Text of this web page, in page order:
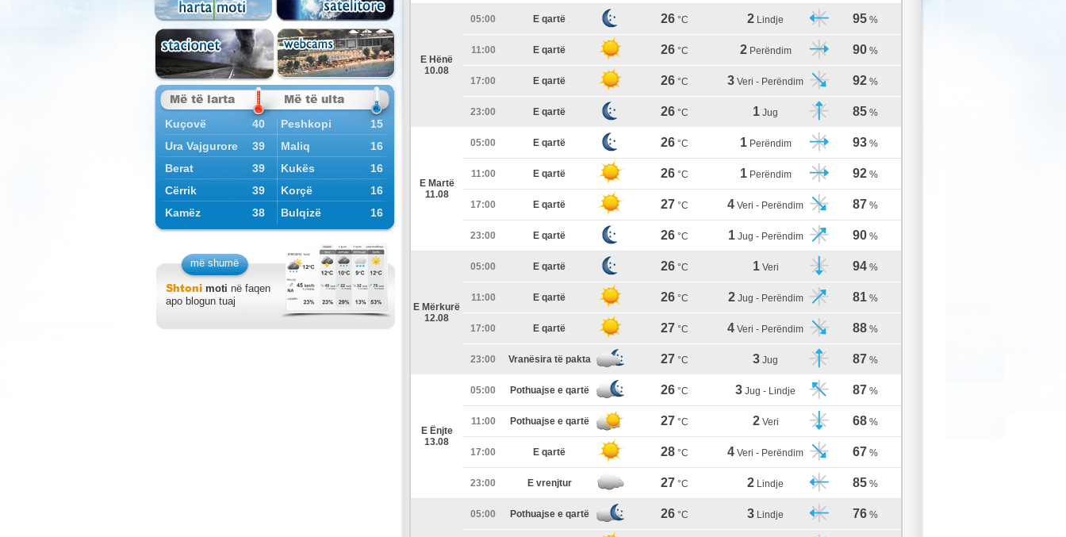
Më të larta Më të ulta
Kuçovë 40 Peshkopi
15
Ura Vajgurore
39 Maliq
16
Berat
39 Kukës
16
Cërrik
39 Korçë
16
Kamëz
38 Bulqizë 16
më shumë
Shtoni moti në faqen
apo blogun tuaj
E Hënë
10.08
05:00 E qartë 26 °C 2 Lindje 95 %
11:00 E qartë 26 °C 2 Perëndim 90 %
17:00 E qartë 26 °C 3 Veri - Perëndim 92 %
23:00 E qartë 26 °C 1 Jug 85 %
E Martë
11.08
05:00 E qartë 26 °C 1 Perëndim 93 %
11:00 E qartë 26 °C 1 Perëndim 92 %
17:00 E qartë 27 °C 4 Veri - Perëndim 87 %
23:00 E qartë 26 °C 1 Jug - Perëndim 90 %
E Mërkurë
12.08
05:00 E qartë 26 °C 1 Veri 94 %
11:00 E qartë 26 °C 2 Jug - Perëndim 81 %
17:00 E qartë 27 °C 4 Veri - Perëndim 88 %
23:00 Vranësira të pakta 27 °C 3 Jug 87 %
E Ënjte
13.08
05:00 Pothuajse e qartë 26 °C 3 Jug - Lindje 87 %
11:00 Pothuajse e qartë 27 °C 2 Veri 68 %
17:00 E qartë 28 °C 4 Veri - Perëndim 67 %
23:00 E vrenjtur 27 °C 2 Lindje 85 %
05:00 Pothuajse e qartë 26 °C 3 Lindje 76 %